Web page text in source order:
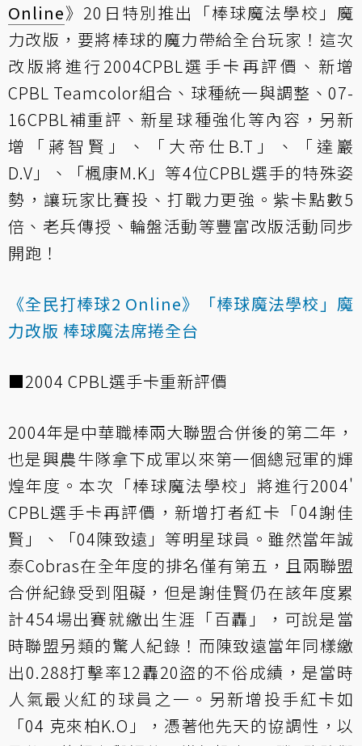
Online》20日特別推出「棒球魔法學校」魔
力改版，要將棒球的魔力帶給全台玩家！這次
改版將進行2004CPBL選手卡再評價、新增
CPBL Teamcolor組合、球種統一與調整、07-
16CPBL補重評、新星球種強化等內容，另新
增「蔣智賢」、「大帝仕B.T」、「達巖
D.V」、「楓康M.K」等4位CPBL選手的特殊姿
勢，讓玩家比賽投、打戰力更強。紫卡點數5
倍、老兵傳授、輪盤活動等豐富改版活動同步
開跑！
《全民打棒球2 Online》「棒球魔法學校」魔
力改版 棒球魔法席捲全台
■2004 CPBL選手卡重新評價
2004年是中華職棒兩大聯盟合併後的第二年，
也是興農牛隊拿下成軍以來第一個總冠軍的輝
煌年度。本次「棒球魔法學校」將進行2004'
CPBL選手卡再評價，新增打者紅卡「04謝佳
賢」、「04陳致遠」等明星球員。雖然當年誠
泰Cobras在全年度的排名僅有第五，且兩聯盟
合併紀錄受到阻礙，但是謝佳賢仍在該年度累
計454場出賽就繳出生涯「百轟」，可說是當
時聯盟另類的驚人紀錄！而陳致遠當年同樣繳
出0.288打擊率12轟20盜的不俗成績，是當時
人氣最火紅的球員之一。另新增投手紅卡如
「04 克來柏K.O」，憑著他先天的協調性，以